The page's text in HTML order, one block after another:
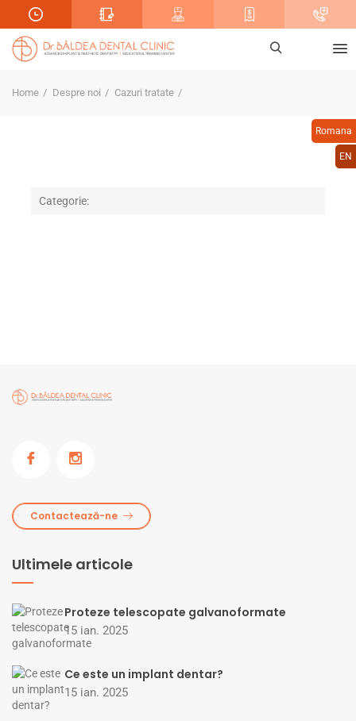
Romana
EN
Home Despre noi Cazuri tratate
Categorie:
Contactează-ne
Ultimele articole
Proteze telescopate galvanoformate
15 ian. 2025
Ce este un implant dentar?
15 ian. 2025